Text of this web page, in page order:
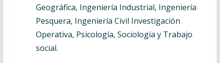
Geográfica, Ingeniería Industrial, Ingeniería
Pesquera, Ingeniería Civil Investigación
Operativa, Psicología, Sociología y Trabajo
social.